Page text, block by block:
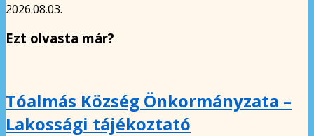
2026.08.03.
Ezt olvasta már?
Tóalmás Község Önkormányzata –
Lakossági tájékoztató